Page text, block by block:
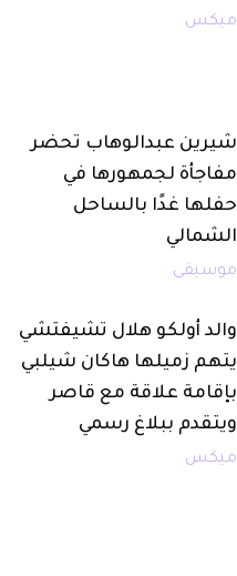
ميكس
شيرين عبدالوهاب تحضر
مفاجأة لجمهورها في
حفلها غدًا بالساحل
الشمالي
موسيقى
والد أولكو هلال تشيفتشي
يتهم زميلها هاكان شيلبي
بإقامة علاقة مع قاصر
ويتقدم ببلاغ رسمي
ميكس